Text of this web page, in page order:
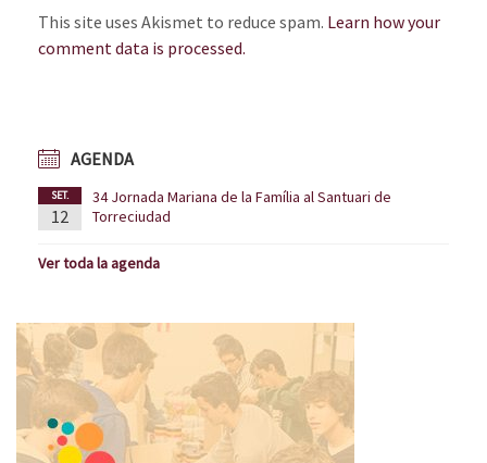
This site uses Akismet to reduce spam. Learn how your
comment data is processed.
AGENDA
SET.
12
34 Jornada Mariana de la Família al Santuari de
Torreciudad
Ver toda la agenda